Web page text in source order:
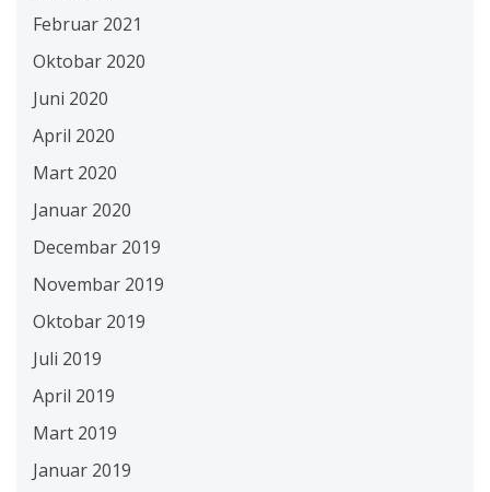
Februar 2021
Oktobar 2020
Juni 2020
April 2020
Mart 2020
Januar 2020
Decembar 2019
Novembar 2019
Oktobar 2019
Juli 2019
April 2019
Mart 2019
Januar 2019